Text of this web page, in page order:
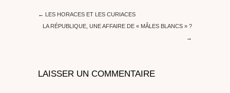
←
LES HORACES ET LES CURIACES
LA RÉPUBLIQUE, UNE AFFAIRE DE « MÂLES BLANCS » ?
→
LAISSER UN COMMENTAIRE